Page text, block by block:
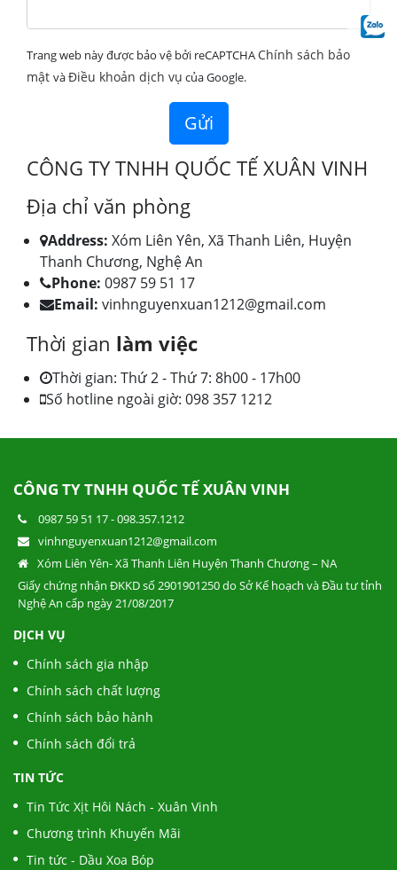
Trang web này được bảo vệ bởi reCAPTCHA Chính sách bảo
mật vàĐiều khoản dịch vụ của Google.
CÔNG TY TNHH QUỐC TẾ XUÂN VINH
Địa chỉ văn phòng
Address: Xóm Liên Yên, Xã Thanh Liên, Huyện
Thanh Chương, Nghệ An
Phone: 0987 59 51 17
Email: vinhnguyenxuan1212@gmail.com
Thời gian làm việc
Thời gian: Thứ 2 - Thứ 7: 8h00 - 17h00
Số hotline ngoài giờ: 098 357 1212
CÔNG TY TNHH QUỐC TẾ XUÂN VINH
0987 59 51 17-098.357.1212
vinhnguyenxuan1212@gmail.com
Xóm Liên Yên- Xã Thanh Liên Huyện Thanh Chương – NA
Giấy chứng nhận ĐKKD số 2901901250 do Sở Kế hoạch và Đầu tư tỉnh
Nghệ An cấp ngày 21/08/2017
DỊCH VỤ
Chính sách gia nhập
Chính sách chất lượng
Chính sách bảo hành
Chính sách đổi trả
TIN TỨC
Tin Tức Xịt Hôi Nách - Xuân Vinh
Chương trình Khuyến Mãi
Tin tức - Dầu Xoa Bóp